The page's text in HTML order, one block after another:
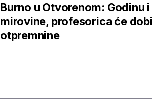
Burno u Otvorenom: Godinu
mirovine, profesorica će
otpremnine